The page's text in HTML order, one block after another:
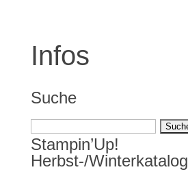
Infos
Suche
Suchen
nach:
Stampin’Up!
Herbst-/Winterkatalog